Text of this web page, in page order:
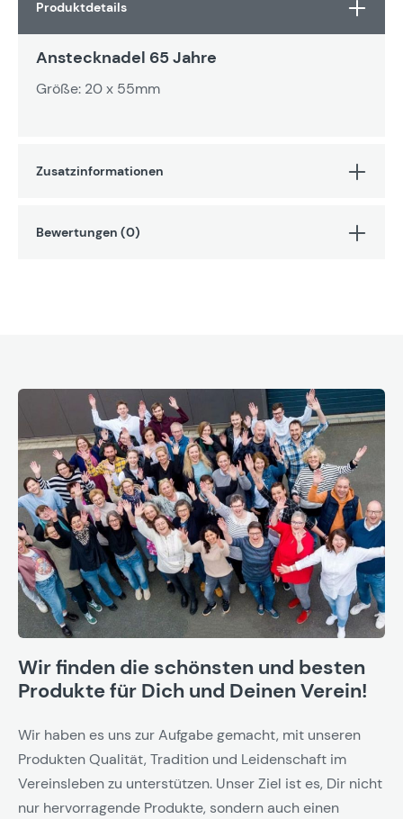
Produktdetails
Anstecknadel 65 Jahre
Größe: 20 x 55mm
Zusatzinformationen
Bewertungen (0)
Wir finden die schönsten und besten
Produkte für Dich und Deinen Verein!
Wir haben es uns zur Aufgabe gemacht, mit unseren
Produkten Qualität, Tradition und Leidenschaft im
Vereinsleben zu unterstützen. Unser Ziel ist es, Dir nicht
nur hervorragende Produkte, sondern auch einen